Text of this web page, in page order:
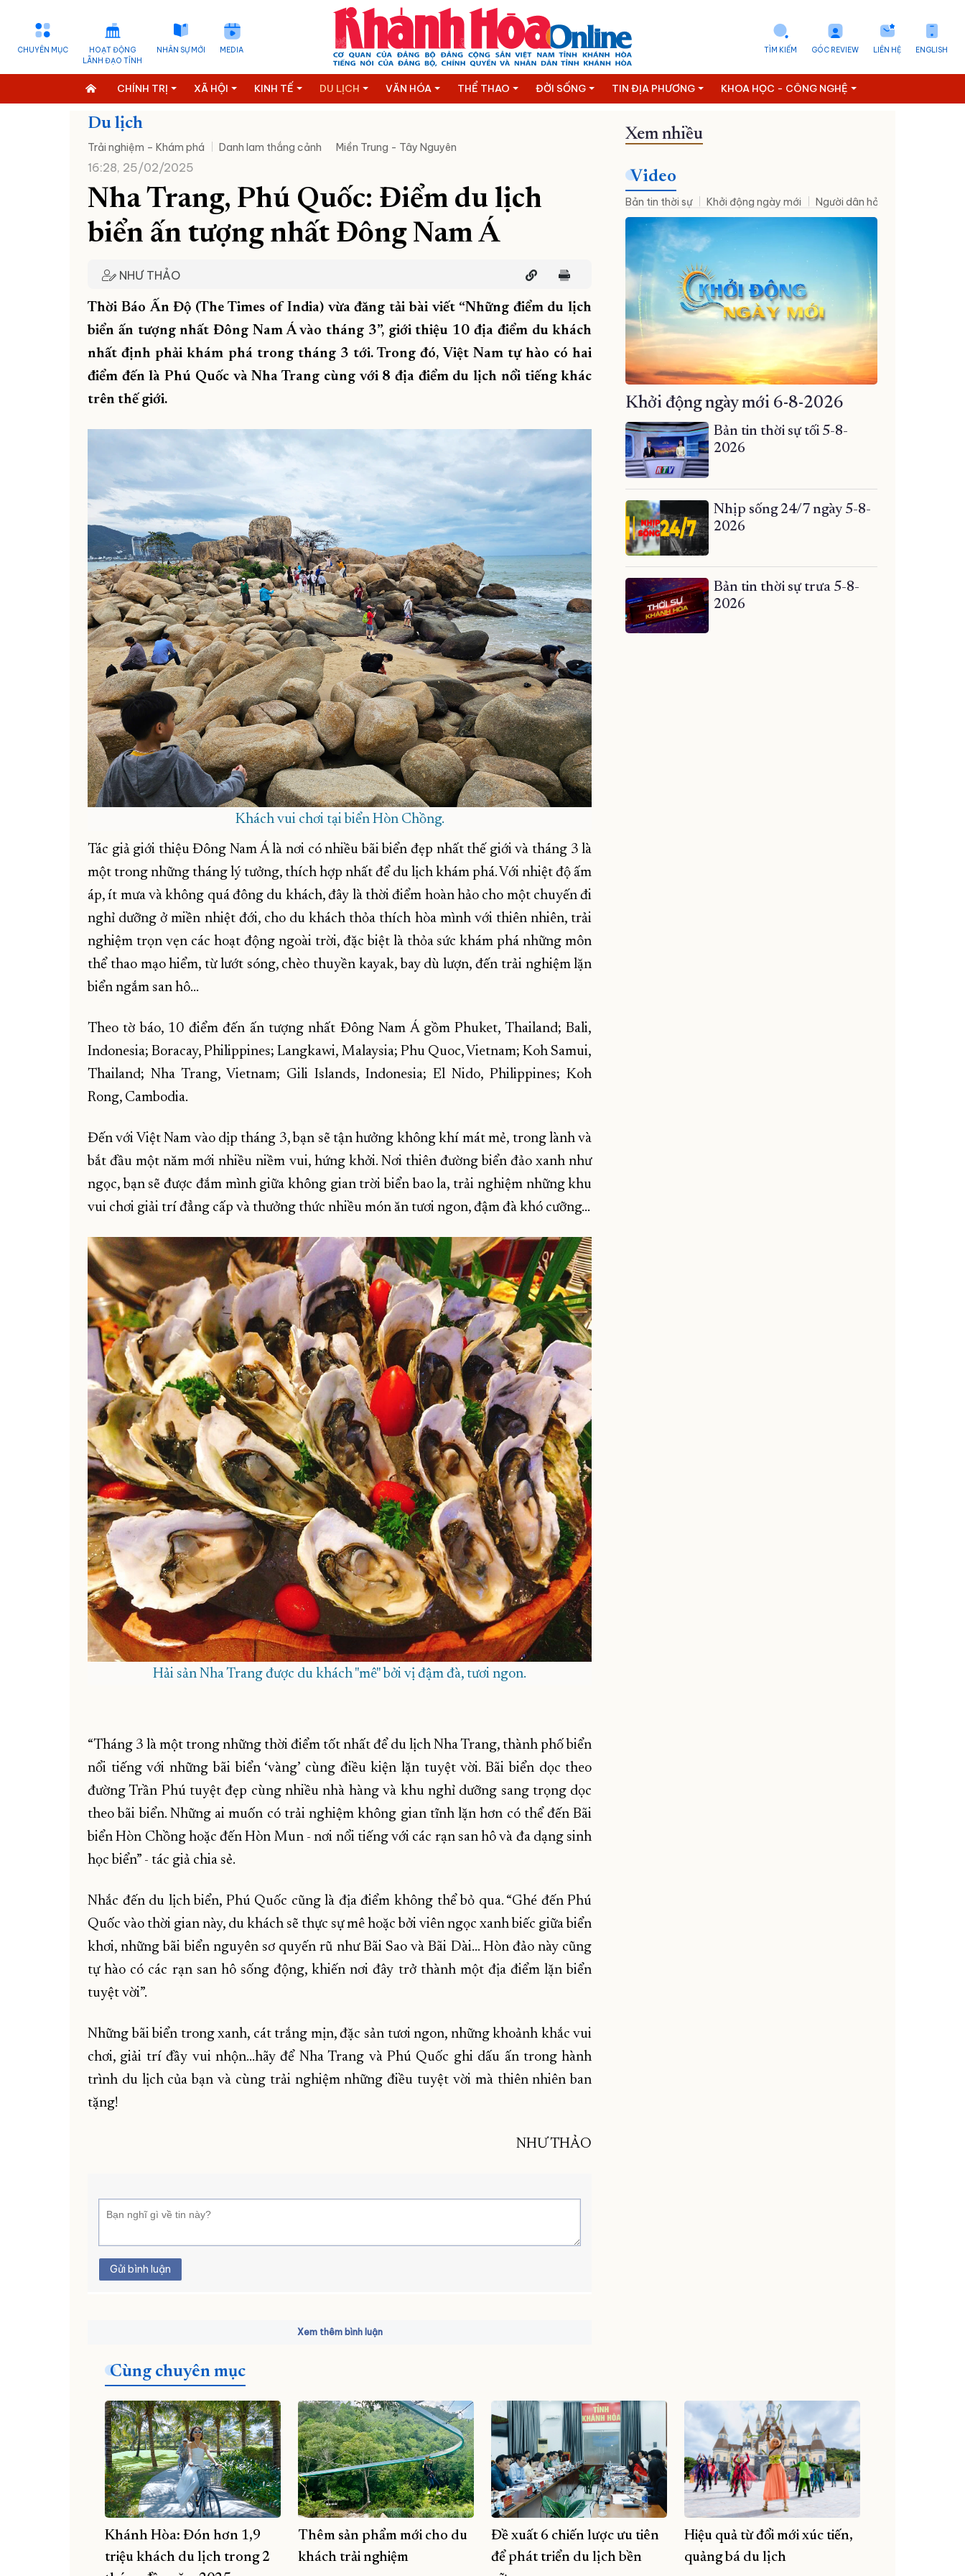
CHUYÊN MỤC
HOẠT ĐỘNG
LÃNH ĐẠO TỈNH
NHÂN SỰ MỚI MEDIA ENGLISH
LIÊN HỆ
GÓC REVIEW
TÌM KIẾM
CHÍNH TRỊ XÃ HỘI KINH TẾ DU LỊCH VĂN HÓA THỂ THAO ĐỜI SỐNG TIN ĐỊA PHƯƠNG KHOA HỌC - CÔNG NGHỆ
Du lịch
Trải nghiệm – Khám phá Danh lam thắng cảnh Miền Trung - Tây Nguyên
16:28, 25/02/2025
Nha Trang, Phú Quốc: Điểm du lịch
biển ấn tượng nhất Đông Nam Á
NHƯ THẢO
Thời Báo Ấn Độ (The Times of India) vừa đăng tải bài viết “Những điểm du lịch
biển ấn tượng nhất Đông Nam Á vào tháng 3”, giới thiệu 10 địa điểm du khách
nhất định phải khám phá trong tháng 3 tới. Trong đó, Việt Nam tự hào có hai
điểm đến là Phú Quốc và Nha Trang cùng với 8 địa điểm du lịch nổi tiếng khác
trên thế giới.
Khách vui chơi tại biển Hòn Chồng.
Tác giả giới thiệu Đông Nam Á là nơi có nhiều bãi biển đẹp nhất thế giới và tháng 3 là
một trong những tháng lý tưởng, thích hợp nhất để du lịch khám phá. Với nhiệt độ ấm
áp, ít mưa và không quá đông du khách, đây là thời điểm hoàn hảo cho một chuyến đi
nghỉ dưỡng ở miền nhiệt đới, cho du khách thỏa thích hòa mình với thiên nhiên, trải
nghiệm trọn vẹn các hoạt động ngoài trời, đặc biệt là thỏa sức khám phá những môn
thể thao mạo hiểm, từ lướt sóng, chèo thuyền kayak, bay dù lượn, đến trải nghiệm lặn
biển ngắm san hô...
Theo tờ báo, 10 điểm đến ấn tượng nhất Đông Nam Á gồm Phuket, Thailand; Bali,
Indonesia; Boracay, Philippines; Langkawi, Malaysia; Phu Quoc, Vietnam; Koh Samui,
Thailand; Nha Trang, Vietnam; Gili Islands, Indonesia; El Nido, Philippines; Koh
Rong, Cambodia.
Đến với Việt Nam vào dịp tháng 3, bạn sẽ tận hưởng không khí mát mẻ, trong lành và
bắt đầu một năm mới nhiều niềm vui, hứng khởi. Nơi thiên đường biển đảo xanh như
ngọc, bạn sẽ được đắm mình giữa không gian trời biển bao la, trải nghiệm những khu
vui chơi giải trí đẳng cấp và thưởng thức nhiều món ăn tươi ngon, đậm đà khó cưỡng…
Hải sản Nha Trang được du khách "mê" bởi vị đậm đà, tươi ngon.
“Tháng 3 là một trong những thời điểm tốt nhất để du lịch Nha Trang, thành phố biển
nổi tiếng với những bãi biển ‘vàng’ cùng điều kiện lặn tuyệt vời. Bãi biển dọc theo
đường Trần Phú tuyệt đẹp cùng nhiều nhà hàng và khu nghỉ dưỡng sang trọng dọc
theo bãi biển. Những ai muốn có trải nghiệm không gian tĩnh lặn hơn có thể đến Bãi
biển Hòn Chồng hoặc đến Hòn Mun - nơi nổi tiếng với các rạn san hô và đa dạng sinh
học biển” - tác giả chia sẻ.
Nhắc đến du lịch biển, Phú Quốc cũng là địa điểm không thể bỏ qua. “Ghé đến Phú
Quốc vào thời gian này, du khách sẽ thực sự mê hoặc bởi viên ngọc xanh biếc giữa biển
khơi, những bãi biển nguyên sơ quyến rũ như Bãi Sao và Bãi Dài… Hòn đảo này cũng
tự hào có các rạn san hô sống động, khiến nơi đây trở thành một địa điểm lặn biển
tuyệt vời”.
Những bãi biển trong xanh, cát trắng mịn, đặc sản tươi ngon, những khoảnh khắc vui
chơi, giải trí đầy vui nhộn…hãy để Nha Trang và Phú Quốc ghi dấu ấn trong hành
trình du lịch của bạn và cùng trải nghiệm những điều tuyệt vời mà thiên nhiên ban
tặng!
NHƯ THẢO
Gửi bình luận
Xem thêm bình luận
Xem nhiều
Video
Bản tin thời sự Khởi động ngày mới Người dân hỏi – Cơ quan nhà
Khởi động ngày mới 6-8-2026
Bản tin thời sự tối 5-8-
2026
Nhịp sống 24/7 ngày 5-8-
2026
Bản tin thời sự trưa 5-8-
2026
Cùng chuyên mục
Khánh Hòa: Đón hơn 1,9
triệu khách du lịch trong 2
Thêm sản phẩm mới cho du
khách trải nghiệm
Đề xuất 6 chiến lược ưu tiên
để phát triển du lịch bền
Hiệu quả từ đổi mới xúc tiến,
quảng bá du lịch